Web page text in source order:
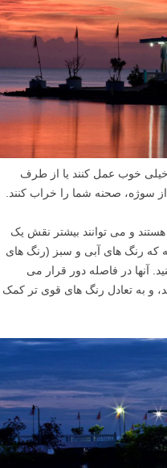
خوب عمل کنند یا از طرف
از سوژه، صحنه شما را خراب کنند.
و می توانند بیشتر نقش یک
که رنگ های آبی و سبز (رنگ های
آنها در فاصله دور قرار می
و به تعادل رنگ های قوی تر کمک